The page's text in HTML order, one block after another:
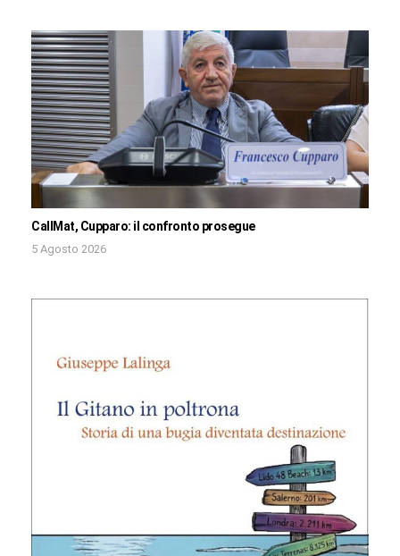
CallMat, Cupparo: il confronto prosegue
5 Agosto 2026